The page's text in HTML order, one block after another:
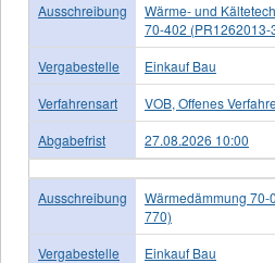
Ausschreibung
Wärme- und
70-402 (PR1262013-
Vergabestelle
Einkauf Bau
Verfahrensart
VOB, Offenes
Abgabefrist
27.08.2026 10:00
Ausschreibung
Wärmedämmung
770)
Vergabestelle
Einkauf Bau